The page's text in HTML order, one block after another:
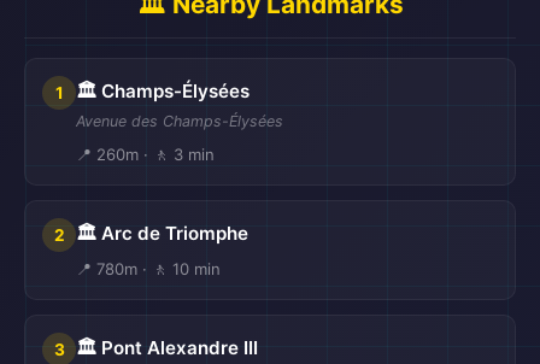
1 🏛️ Champs-Élysées
Avenue des Champs-Élysées
📍 260m · 🚶 3 min
2 🏛️ Arc de Triomphe
📍 780m · 🚶 10 min
3 🏛️ Pont Alexandre III